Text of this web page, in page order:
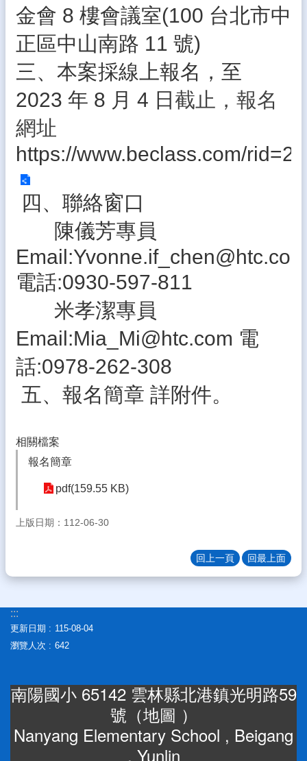
南
陽
午
餐
報
雲
林
縣
差
系
統
縣
親
師
交
台
教
育
處
雲
卡
辦/
詢
系
統
縣
公
系
金會 8 樓會議室(100 台北市中
正區中山南路 11 號)
三、本案採線上報名，至
2023 年 8 月 4 日 截止，報名
網址
https://www.beclass.com/
四、聯絡窗口
陳儀芳專員
Email:Yvonne.if_chen@htc.com
電話:0930-597-811
米孝潔專員
Email:Mia_Mi@htc.com 電
話:0978-262-308
五、報名簡章 詳附件。
相關檔案
報名簡章
pdf(159.55 KB)
上版日期：112-06-30
回上一頁 回最上面
:::
更新日期
115-08-04
瀏覽人次
642
南陽國小 65142 雲林縣北港鎮光明路59
號（地圖 ）
Nanyang Elementary School , Beigang
, Yunlin